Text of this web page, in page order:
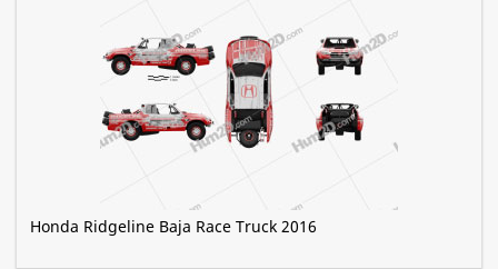
Honda Ridgeline Baja Race Truck 2016